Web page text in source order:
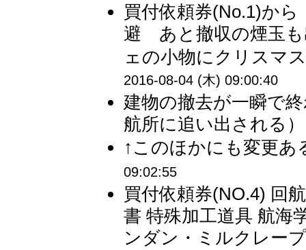
買付依頼券(No.1)か
避 あと撤収の煙玉
ェの小物にクリスマ
2016-08-04 (木) 09:00:40
建物の撤去が一瞬で
航所に追い出される
↑このほかにも変更
09:02:55
買付依頼券(NO.4) 回
書 特殊加工道具 航
ンダン・ミルクレー